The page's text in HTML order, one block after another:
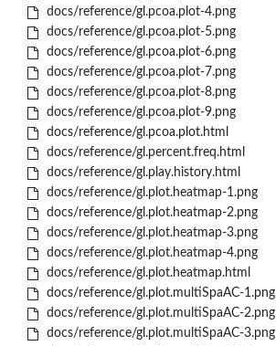
docs/reference/gl.pcoa.plot-4.png
docs/reference/gl.pcoa.plot-5.png
docs/reference/gl.pcoa.plot-6.png
docs/reference/gl.pcoa.plot-7.png
docs/reference/gl.pcoa.plot-8.png
docs/reference/gl.pcoa.plot-9.png
docs/reference/gl.pcoa.plot.html
docs/reference/gl.percent.freq.html
docs/reference/gl.play.history.html
docs/reference/gl.plot.heatmap-1.png
docs/reference/gl.plot.heatmap-2.png
docs/reference/gl.plot.heatmap-3.png
docs/reference/gl.plot.heatmap-4.png
docs/reference/gl.plot.heatmap.html
docs/reference/gl.plot.multiSpaAC-1.png
docs/reference/gl.plot.multiSpaAC-2.png
docs/reference/gl.plot.multiSpaAC-3.png